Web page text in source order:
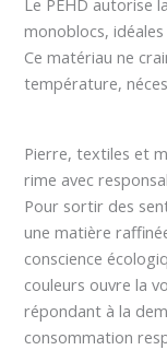
monoblocs,
Ce matériau ne
température,
Pierre, textiles et
rime avec
Pour sortir des
une matière
conscience
couleurs ouvre la
répondant à la
consommation